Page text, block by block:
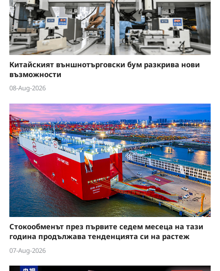
i
d
e
o
Китайският външнотърговски бум разкрива нови
възможности
08-Aug-2026
Стокообменът през първите седем месеца на тази
година продължава тенденцията си на растеж
07-Aug-2026